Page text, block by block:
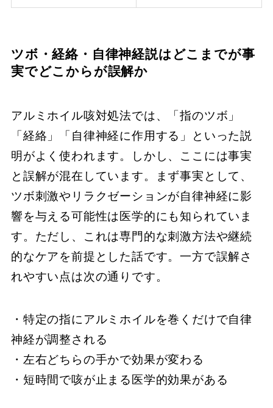
ツボ・経絡・自律神経説はどこまでが事
実でどこからが誤解か
アルミホイル咳対処法では、「指のツボ」
「経絡」「自律神経に作用する」といった説
明がよく使われます。しかし、ここには事実
と誤解が混在しています。まず事実として、
ツボ刺激やリラクゼーションが自律神経に影
響を与える可能性は医学的にも知られていま
す。ただし、これは専門的な刺激方法や継続
的なケアを前提とした話です。一方で誤解さ
れやすい点は次の通りです。
・特定の指にアルミホイルを巻くだけで自律
神経が調整される
・左右どちらの手かで効果が変わる
・短時間で咳が止まる医学的効果がある